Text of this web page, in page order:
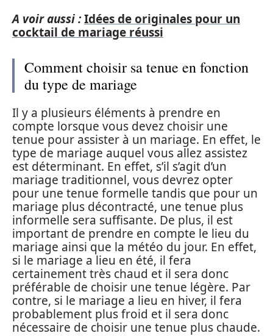
A voir aussi :Idées de originales pour un
cocktail de mariage réussi
Comment choisir sa tenue en fonction
du type de mariage
Il y a plusieurs éléments à prendre en
compte lorsque vous devez choisir une
tenue pour assister à un mariage. En effet, le
type de mariage auquel vous allez assistez
est déterminant. En effet, s’il s’agit d’un
mariage traditionnel, vous devrez opter
pour une tenue formelle tandis que pour un
mariage plus décontracté, une tenue plus
informelle sera suffisante. De plus, il est
important de prendre en compte le lieu du
mariage ainsi que la météo du jour. En effet,
si le mariage a lieu en été, il fera
certainement très chaud et il sera donc
préférable de choisir une tenue légère. Par
contre, si le mariage a lieu en hiver, il fera
probablement plus froid et il sera donc
nécessaire de choisir une tenue plus chaude.